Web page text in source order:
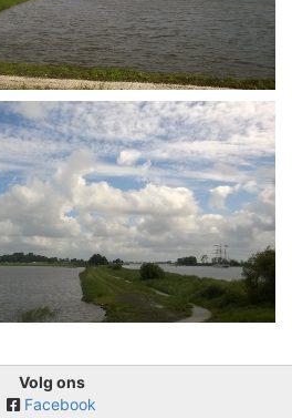
Volg ons
Facebook